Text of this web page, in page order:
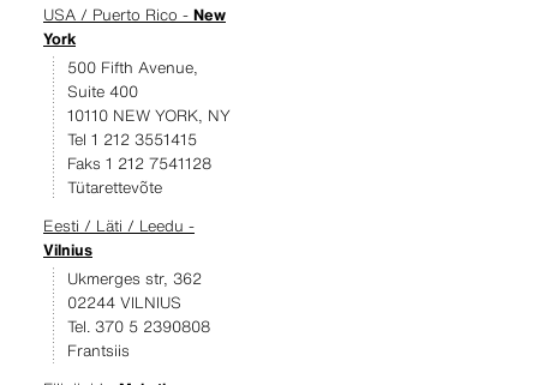
USA / Puerto Rico - New
York
500 Fifth Avenue,
Suite 400
10110 NEW YORK, NY
Tel 1 212 3551415
Faks 1 212 7541128
Tütarettevõte
Eesti / Läti / Leedu -
Vilnius
Ukmerges str, 362
02244 VILNIUS
Tel. 370 5 2390808
Frantsiis